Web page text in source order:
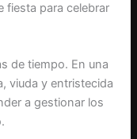
fiesta para celebrar
de tiempo. En una
viuda y entristecida
a gestionar los